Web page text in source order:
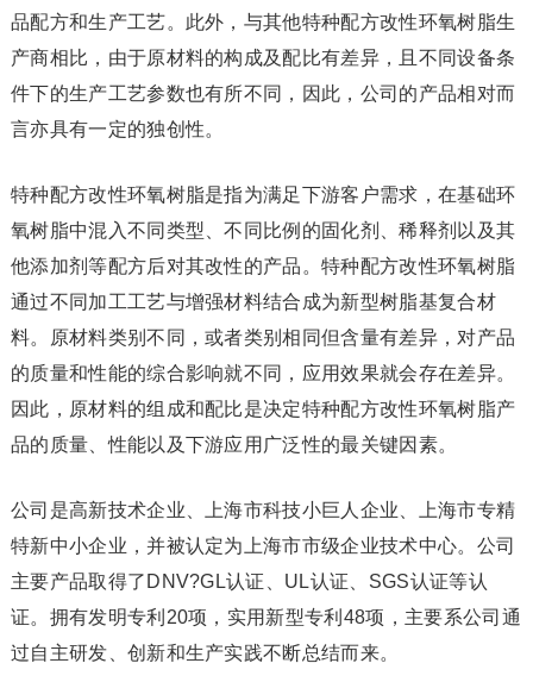
品配方和生产工艺。此外，与其他特种配方改性环氧树脂生
产商相比，由于原材料的构成及配比有差异，且不同设备条
件下的生产工艺参数也有所不同，因此，公司的产品相对而
言亦具有一定的独创性。
特种配方改性环氧树脂是指为满足下游客户需求，在基础环
氧树脂中混入不同类型、不同比例的固化剂、稀释剂以及其
他添加剂等配方后对其改性的产品。特种配方改性环氧树脂
通过不同加工工艺与增强材料结合成为新型树脂基复合材
料。原材料类别不同，或者类别相同但含量有差异，对产品
的质量和性能的综合影响就不同，应用效果就会存在差异。
因此，原材料的组成和配比是决定特种配方改性环氧树脂产
品的质量、性能以及下游应用广泛性的最关键因素。
公司是高新技术企业、上海市科技小巨人企业、上海市专精
特新中小企业，并被认定为上海市市级企业技术中心。公司
主要产品取得了DNV?GL认证、UL认证、SGS认证等认
证。拥有发明专利20项，实用新型专利48项，主要系公司通
过自主研发、创新和生产实践不断总结而来。